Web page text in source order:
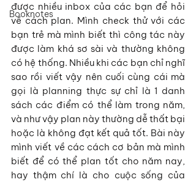
Booknotes
được nhiều inbox của các bạn để hỏi
về cách plan. Mình check thử với các
bạn trẻ mà mình biết thì công tác này
được làm khá sơ sài và thường không
có hệ thống. Nhiều khi các bạn chỉ nghĩ
sao rồi viết vậy nên cuối cùng cái mà
gọi là planning thực sự chỉ là 1 danh
sách các điểm có thể làm trong năm,
và như vậy plan này thường dễ thất bại
hoặc là không đạt kết quả tốt. Bài này
mình viết về các cách cơ bản mà mình
biết để có thể plan tốt cho năm nay,
hay thậm chí là cho cuộc sống của